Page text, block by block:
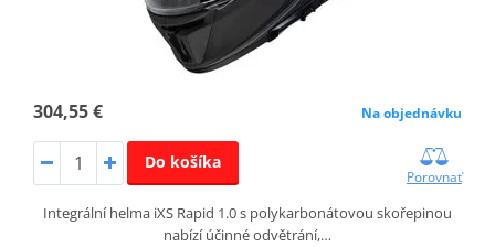
304,55 € Na objednávku
Do košíka
Porovnať
Integrální helma iXS Rapid 1.0 s polykarbonátovou skořepinou
nabízí účinné odvětrání,…